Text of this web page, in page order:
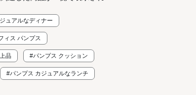
ュアルなディナー
ィス パンプス
品 #パンプス クッション
#パンプス カジュアルなランチ